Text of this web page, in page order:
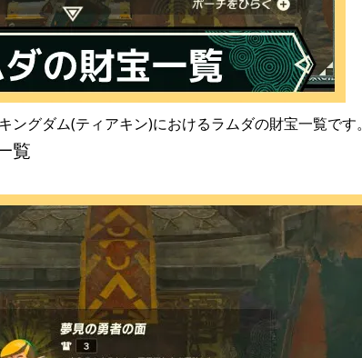
ングダム(ティアキン)におけるラムダの財宝一覧です。
覧